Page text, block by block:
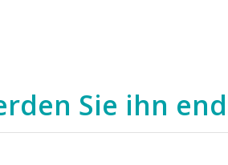
Sie ihn